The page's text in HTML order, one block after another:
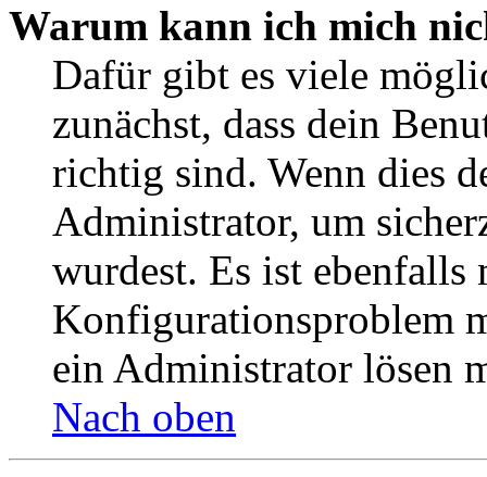
Warum kann ich mich
Dafür gibt es viele
zunächst, dass dein
richtig sind. Wenn dies
Administrator, um
wurdest. Es ist ebenfalls
Konfigurationsproblem
ein Administrator lösen
Nach oben